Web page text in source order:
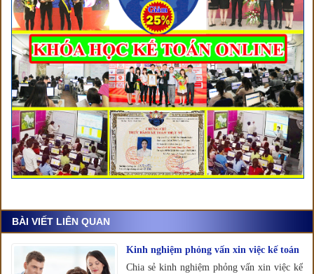
BÀI VIẾT LIÊN QUAN
Kinh nghiệm phỏng vấn xin việc kế toán
Chia sẻ kinh nghiệm phỏng vấn xin việc kế